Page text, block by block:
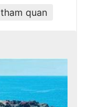
quan